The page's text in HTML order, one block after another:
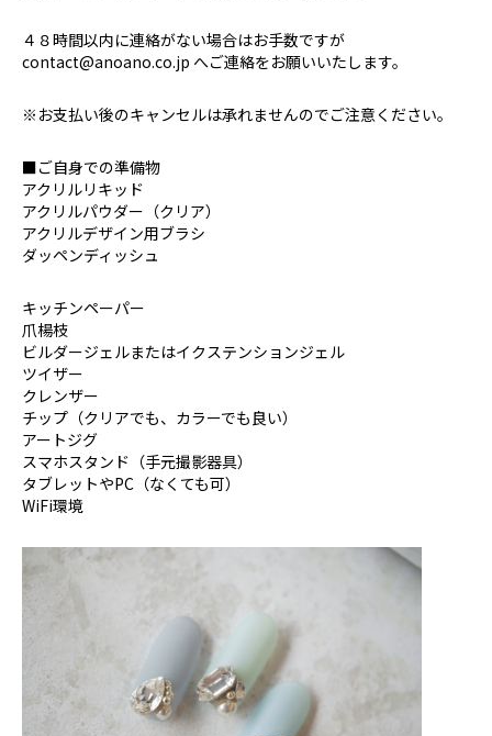
４８時間以内に連絡がない場合はお手数ですが
contact@anoano.co.jp へご連絡をお願いいたします。
※お支払い後のキャンセルは承れませんのでご注意ください。
■ご自身での準備物
アクリルリキッド
アクリルパウダー（クリア）
アクリルデザイン用ブラシ
ダッペンディッシュ
キッチンペーパー
爪楊枝
ビルダージェルまたはイクステンションジェル
ツイザー
クレンザー
チップ（クリアでも、カラーでも良い）
アートジグ
スマホスタンド（手元撮影器具）
タブレットやPC（なくても可）
WiFi環境